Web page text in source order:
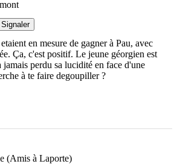
Signaler
etaient en mesure de gagner à Pau, avec
Ça, c'est positif. Le jeune géorgien est
perdu sa lucidité en face d'une
à te faire degoupiller ?
(Amis à Laporte)